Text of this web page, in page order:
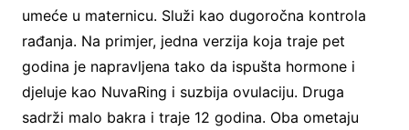
umeće u maternicu. Služi kao dugoročna kontrola
rađanja. Na primjer, jedna verzija koja traje pet
godina je napravljena tako da ispušta hormone i
djeluje kao NuvaRing i suzbija ovulaciju. Druga
sadrži malo bakra i traje 12 godina. Oba ometaju